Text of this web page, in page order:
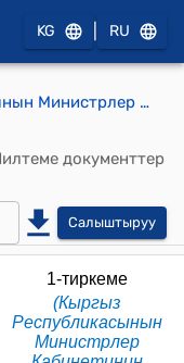
KG RU
Кыргыз Республикасынын Министрлер Кабинетине караштуу Мамлекеттик мүлктү башкаруу боюнча мамлекеттик агенттиктин алдындагы "Асель" ательеси" мамлекеттик ишканасынын Уставы (КР Министрлер Кабинетинин 2024-жылдын 12-июлундагы № 375 токтомуна)
документтер
Салыштыруу